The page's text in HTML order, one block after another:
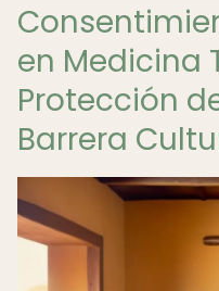
en Medicina
Protección
Barrera